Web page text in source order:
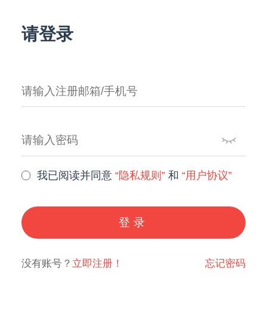
请登录
我已阅读并同意“隐私规则” 和“用户协议”
登录
没有账号？ 立即注册！ 忘记密码